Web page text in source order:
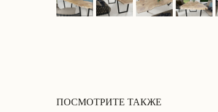
ПОСМОТРИТЕ ТАКЖЕ